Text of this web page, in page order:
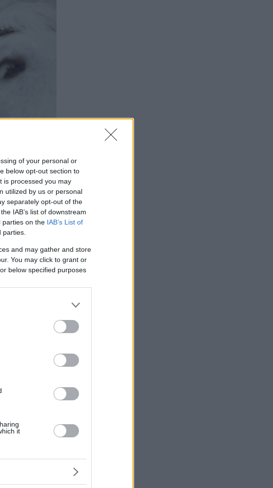
of your personal or
below opt-out section to
is processed you may
utilized by us or personal
separately opt-out of the
IAB’s list of downstream
parties on the IAB’s List of
and may gather and store
You may click to grant or
below specified purposes
it
η